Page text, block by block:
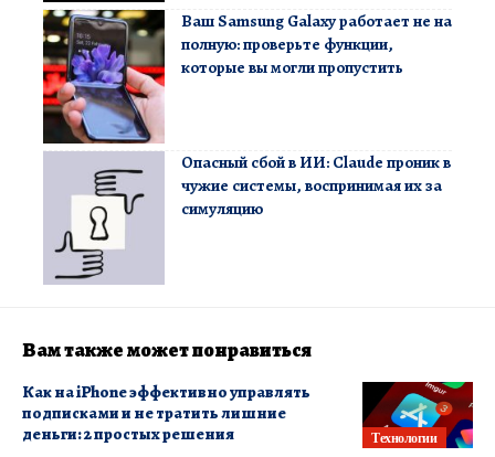
Ваш Samsung Galaxy работает не на
полную: проверьте функции,
которые вы могли пропустить
Опасный сбой в ИИ: Claude проник в
чужие системы, воспринимая их за
симуляцию
Вам также может понравиться
Технологии
Как на iPhone эффективно управлять
подписками и не тратить лишние
деньги: 2 простых решения